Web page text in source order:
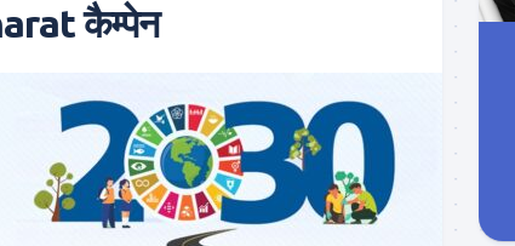
कैम्पेन